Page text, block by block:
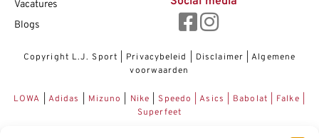
Vacatures
Blogs
Copyright L.J. Sport Privacybeleid Disclaimer |Algemene
voorwaarden
LOWA Adidas Mizuno Nike Speedo |Asics Babolat Falke
Superfeet